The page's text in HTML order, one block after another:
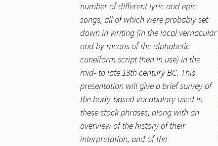
number of different lyric and epic
songs, all of which were probably set
down in writing (in the local vernacular
and by means of the alphabetic
cuneiform script then in use) in the
mid- to late 13th century BC. This
presentation will give a brief survey of
the body-based vocabulary used in
these stock phrases, along with an
overview of the history of their
interpretation, and of the